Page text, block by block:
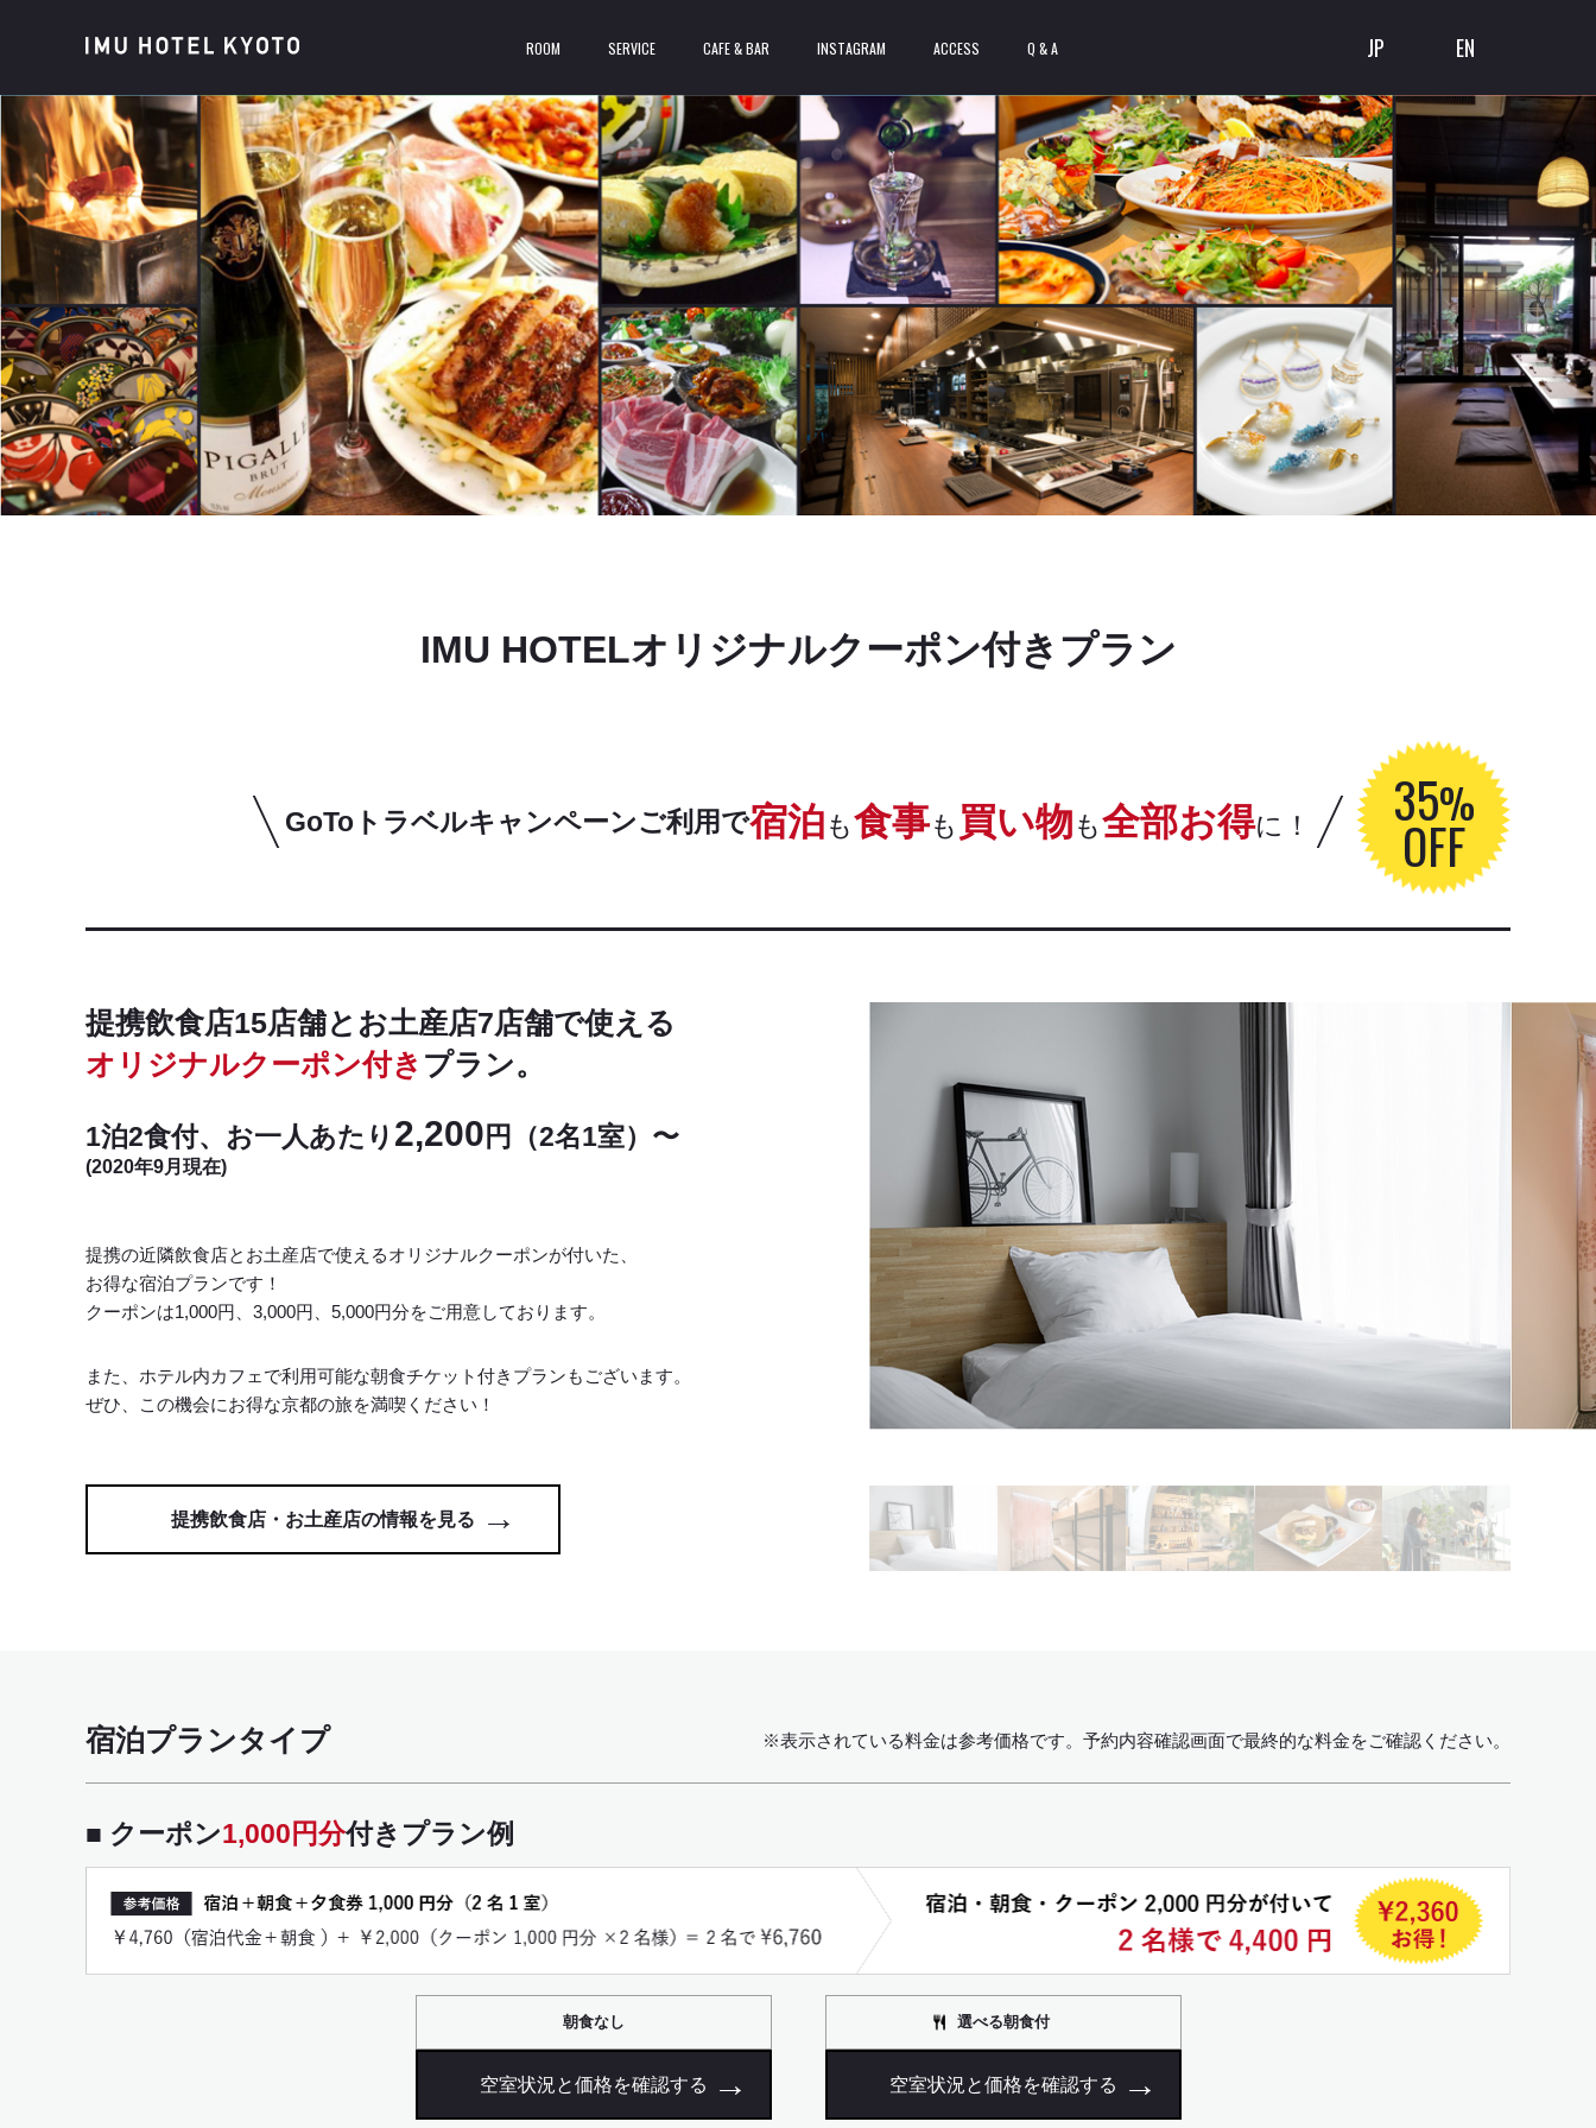
ROOM SERVICE CAFE & BAR INSTAGRAM ACCESS Q & A JP EN
IMU HOTELオリジナルクーポン付きプラン
GoToトラベルキャンペーンご利用で宿泊も食事も 買い物も全部お得に！ 35%
OFF
提携飲食店15店舗とお土産店7店舗で使える
オリジナルクーポン付き プラン。
1泊2食付、お一人あたり 2,200 円（2名1室）〜
(2020年9月現在)
提携の近隣飲食店とお土産店で使えるオリジナルクーポンが付いた、
お得な宿泊プランです！
クーポンは1,000円、3,000円、5,000円分をご用意しております。
また、ホテル内カフェで利用可能な朝食チケット付きプランもございます。
ぜひ、この機会にお得な京都の旅を満喫ください！
提携飲食店・お土産店の情報を見る
宿泊プランタイプ ※表示されている料金は参考価格です。 予約内容確認画面で最終的な料金をご確認ください。
■ クーポン1,000円分付きプラン例
朝食なし
空室状況と価格を確認する
選べる朝食付
空室状況と価格を確認する